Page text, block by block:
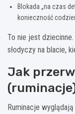
Blokada „na czas
konieczność
To nie jest
słodyczy na blacie,
Jak
Ruminacje